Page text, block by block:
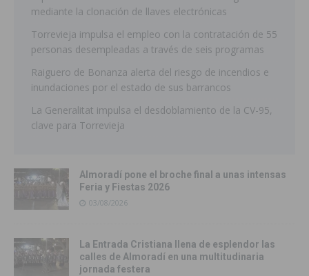
mediante la clonación de llaves electrónicas
Torrevieja impulsa el empleo con la contratación de 55
personas desempleadas a través de seis programas
Raiguero de Bonanza alerta del riesgo de incendios e
inundaciones por el estado de sus barrancos
La Generalitat impulsa el desdoblamiento de la CV-95,
clave para Torrevieja
Almoradí pone el broche final a unas intensas
Feria y Fiestas 2026
03/08/2026
La Entrada Cristiana llena de esplendor las
calles de Almoradí en una multitudinaria
jornada festera